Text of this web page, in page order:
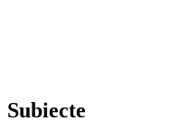
Subiecte